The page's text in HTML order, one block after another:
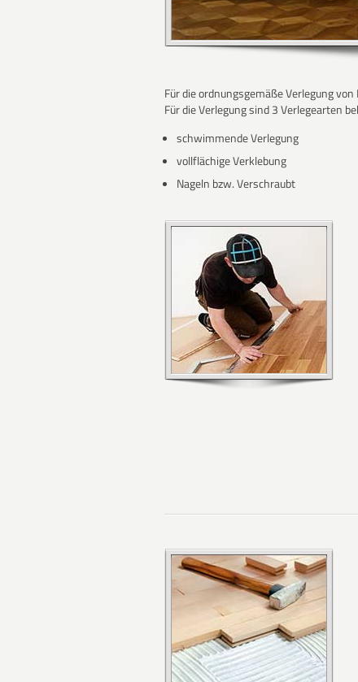
Für die ordnungsgemäße Verlegung
Für die Verlegung sind 3 Verlegearten
schwimmende Verlegung
vollflächige Verklebung
Nageln bzw. Verschraubt